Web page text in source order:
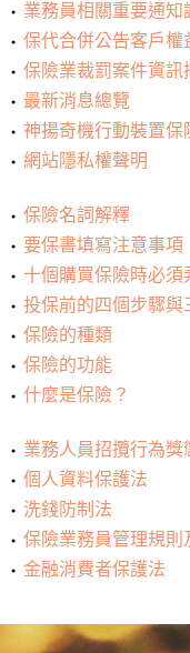
業務員相關重要通知
保代合併公告客戶權
保險業裁罰案件資訊
最新消息總覽
神揚奇機行動裝置保
網站隱私權聲明
保險名詞解釋
要保書填寫注意事項
十個購買保險時必須
投保前的四個步驟與
保險的種類
保險的功能
什麼是保險？
業務人員招攬行為獎
個人資料保護法
洗錢防制法
保險業務員管理規則
金融消費者保護法